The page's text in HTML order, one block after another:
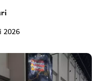
2026